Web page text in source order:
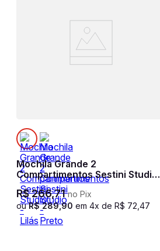
Mochila Grande 2
Compartimentos Sestini Studio -
Lilás
R$266,71no Pix
ouR$ 289,90 em 4x de R$ 72 47